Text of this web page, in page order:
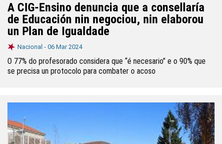
A CIG-Ensino denuncia que a consellaría
de Educación nin negociou, nin elaborou
un Plan de Igualdade
Nacional - 06 Mar 2024
O 77% do profesorado considera que “é necesario” e o 90% que
se precisa un protocolo para combater o acoso